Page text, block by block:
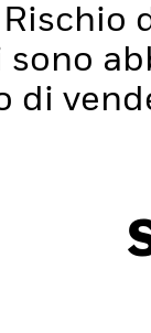
Rischio
di